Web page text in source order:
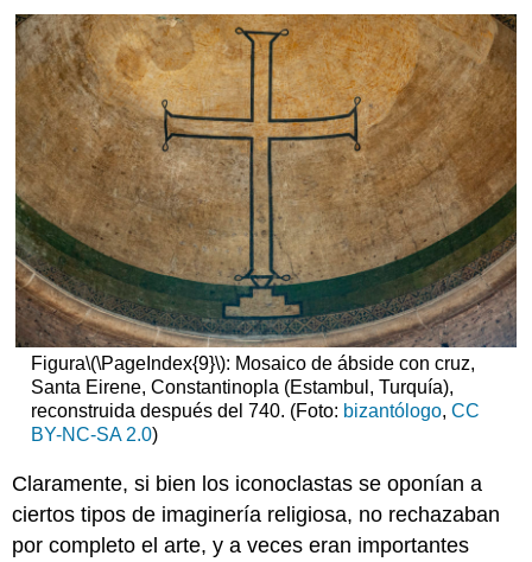
Figura\(\PageIndex{9}\): Mosaico de ábside con cruz,
Santa Eirene, Constantinopla (Estambul, Turquía),
reconstruida después del 740. (Foto: bizantólogo, CC
BY-NC-SA 2.0)
Claramente, si bien los iconoclastas se oponían a
ciertos tipos de imaginería religiosa, no rechazaban
por completo el arte, y a veces eran importantes